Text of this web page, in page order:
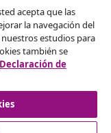
acepta que las
la navegación del
estudios para
también se
Declaración de